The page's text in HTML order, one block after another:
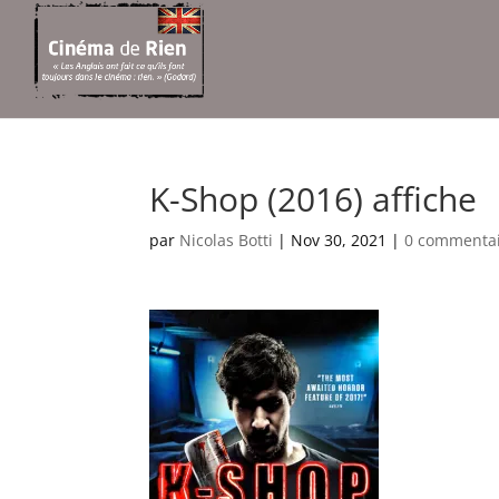
K-Shop (2016) affiche
par Nicolas Botti | Nov 30, 2021 |0